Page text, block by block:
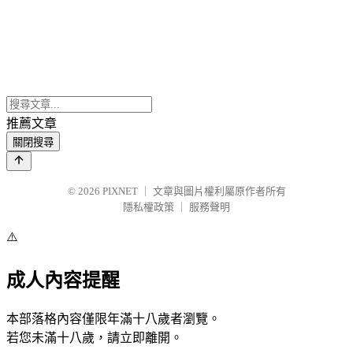
推薦文章
關閉搜尋
© 2026 PIXNET
文章與圖片權利屬原作者所有
隱私權政策
服務聲明
⚠️
成人內容提醒
本部落格內容僅限年滿十八歲者瀏覽。
若您未滿十八歲，請立即離開。